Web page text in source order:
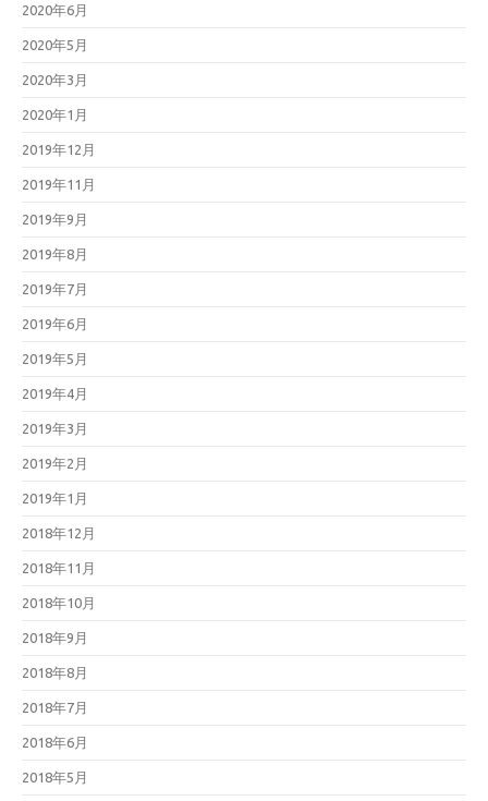
2020年6月
2020年5月
2020年3月
2020年1月
2019年12月
2019年11月
2019年9月
2019年8月
2019年7月
2019年6月
2019年5月
2019年4月
2019年3月
2019年2月
2019年1月
2018年12月
2018年11月
2018年10月
2018年9月
2018年8月
2018年7月
2018年6月
2018年5月